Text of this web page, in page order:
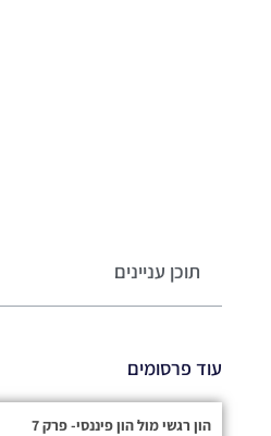
תוכן עניינים
עוד פרסומים
הון רגשי מול הון פיננסי- פרק 7